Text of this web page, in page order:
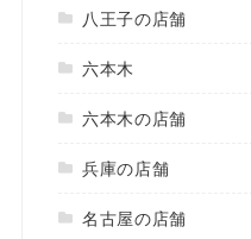
八王子の店舗
六本木
六本木の店舗
兵庫の店舗
名古屋の店舗